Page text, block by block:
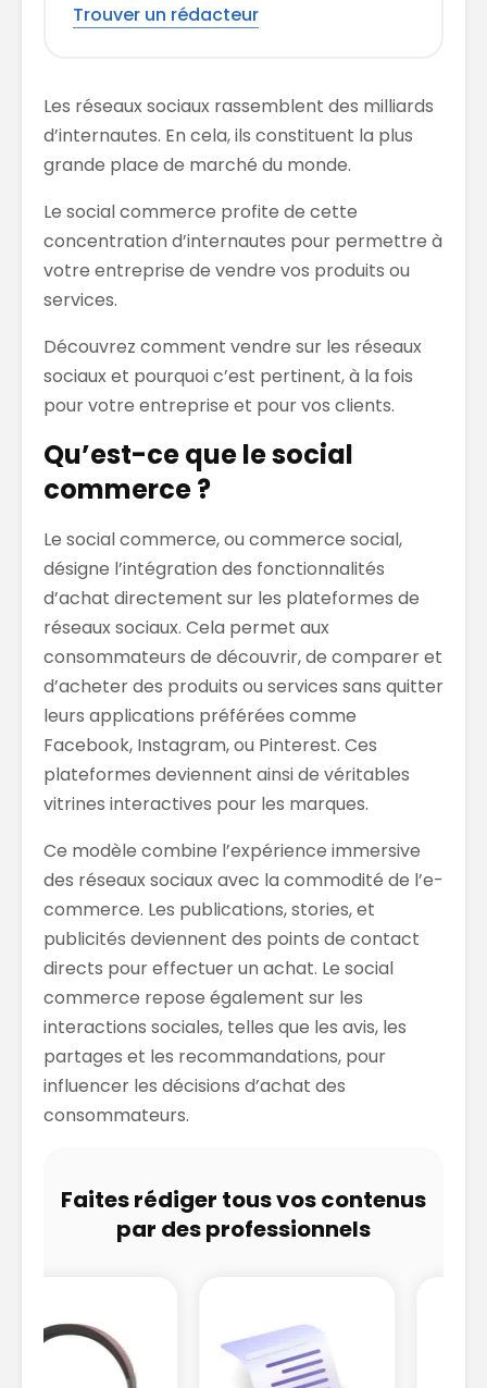
Trouver un rédacteur
Les réseaux sociaux rassemblent des milliards
d’internautes. En cela, ils constituent la plus
grande place de marché du monde.
Le social commerce profite de cette
concentration d’internautes pour permettre à
votre entreprise de vendre vos produits ou
services.
Découvrez comment vendre sur les réseaux
sociaux et pourquoi c’est pertinent, à la fois
pour votre entreprise et pour vos clients.
Qu’est-ce que le social
commerce ?
Le social commerce, ou commerce social,
désigne l’intégration des fonctionnalités
d’achat directement sur les plateformes de
réseaux sociaux. Cela permet aux
consommateurs de découvrir, de comparer et
d’acheter des produits ou services sans quitter
leurs applications préférées comme
Facebook, Instagram, ou Pinterest. Ces
plateformes deviennent ainsi de véritables
vitrines interactives pour les marques.
Ce modèle combine l’expérience immersive
des réseaux sociaux avec la commodité de l’e-
commerce. Les publications, stories, et
publicités deviennent des points de contact
directs pour effectuer un achat. Le social
commerce repose également sur les
interactions sociales, telles que les avis, les
partages et les recommandations, pour
influencer les décisions d’achat des
consommateurs.
Faites rédiger tous vos contenus
par des professionnels